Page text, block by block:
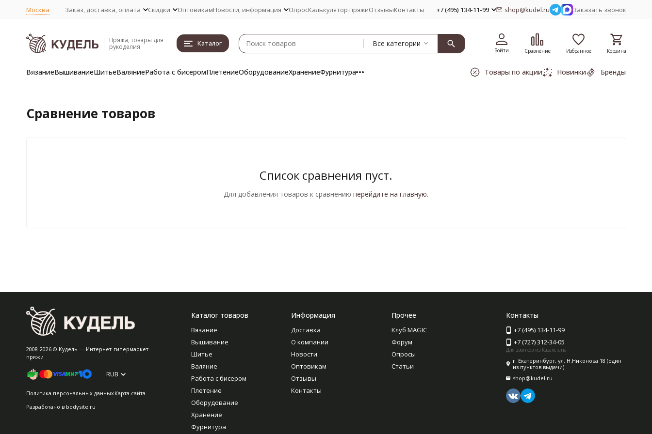
Москва Заказ, доставка, оплата Скидки ОптовикамНовости, информация ОпросКалькулятор пряжиОтзывыКонтакты +7 (495) 134-11-99 shop@kudel.ru Заказать звонок
Пряжа, товары для
рукоделия
Каталог Все категории
Войти Сравнение Избранное Корзина
ВязаниеВышиваниеШитьеВаляниеРабота с бисеромПлетениеОборудованиеХранениеФурнитура Товары по акции Новинки Бренды
Сравнение товаров
Список сравнения пуст.
Для добавления товаров к сравнению перейдите на главную.
2008-2026 © Кудель — Интернет-гипермаркет
пряжи
RUB
Политика персональных данныхКарта сайта
Разработано в bodysite.ru
Каталог товаров
Вязание
Вышивание
Шитье
Валяние
Работа с бисером
Плетение
Оборудование
Хранение
Фурнитура
Информация
Доставка
О компании
Новости
Оптовикам
Отзывы
Контакты
Прочее
Клуб MAGIC
Форум
Опросы
Статьи
Контакты
+7 (495) 134-11-99
+7 (727) 312-34-05
Для звонков из Казахстана
г. Екатеринбург, ул. Н.Никонова 18 (один
из пунктов выдачи)
shop@kudel.ru